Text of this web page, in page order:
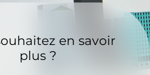
en savoir
plus ?